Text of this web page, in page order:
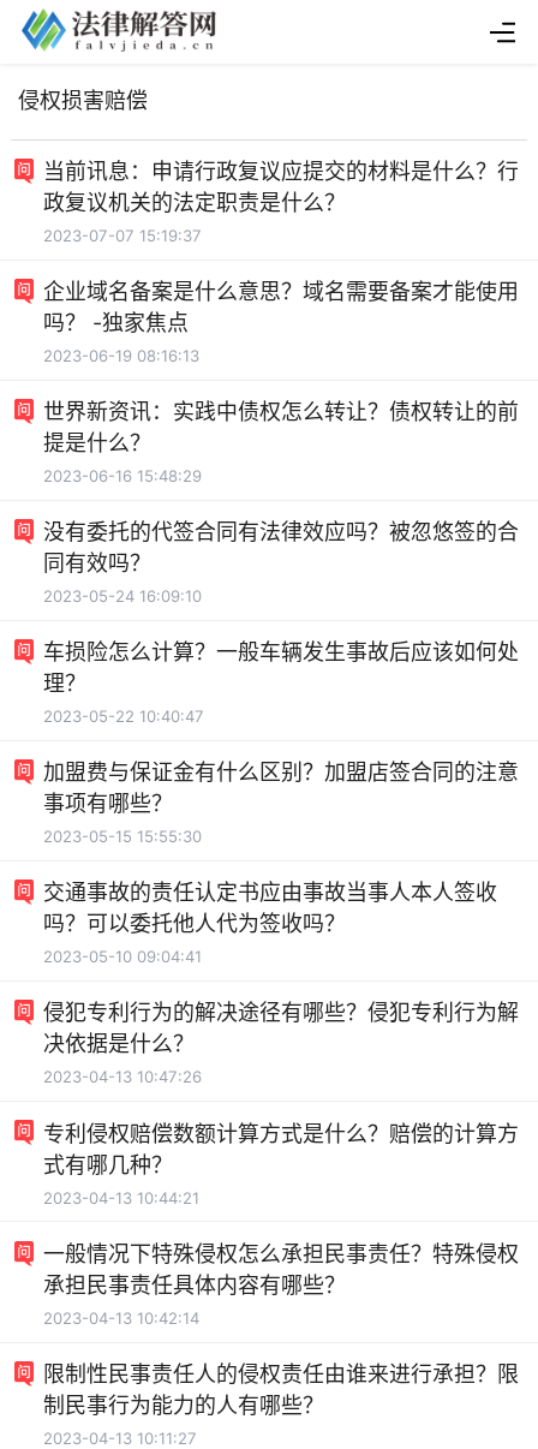
侵权损害赔偿
当前讯息：申请行政复议应提交的材料是什么？行
政复议机关的法定职责是什么？
2023-07-07 15:19:37
企业域名备案是什么意思？域名需要备案才能使用
吗？ -独家焦点
2023-06-19 08:16:13
世界新资讯：实践中债权怎么转让？债权转让的前
提是什么？
2023-06-16 15:48:29
没有委托的代签合同有法律效应吗？被忽悠签的合
同有效吗？
2023-05-24 16:09:10
车损险怎么计算？一般车辆发生事故后应该如何处
理？
2023-05-22 10:40:47
加盟费与保证金有什么区别？加盟店签合同的注意
事项有哪些？
2023-05-15 15:55:30
交通事故的责任认定书应由事故当事人本人签收
吗？可以委托他人代为签收吗？
2023-05-10 09:04:41
侵犯专利行为的解决途径有哪些？侵犯专利行为解
决依据是什么？
2023-04-13 10:47:26
专利侵权赔偿数额计算方式是什么？赔偿的计算方
式有哪几种？
2023-04-13 10:44:21
一般情况下特殊侵权怎么承担民事责任？特殊侵权
承担民事责任具体内容有哪些？
2023-04-13 10:42:14
限制性民事责任人的侵权责任由谁来进行承担？限
制民事行为能力的人有哪些？
2023-04-13 10:11:27